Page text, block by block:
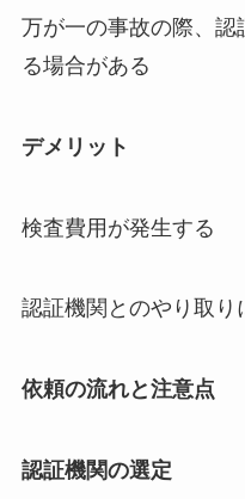
万が一の事故の際、
る場合がある
デメリット
検査費用が発生する
認証機関とのやり取り
依頼の流れと注意点
認証機関の選定